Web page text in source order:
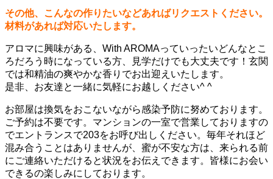
その他、こんなの作りたいなどあればリクエストください。
材料があれば対応いたします。
アロマに興味がある、With AROMAっていったいどんなとこ
ろだろう時になっている方、見学だけでも大丈夫です！玄関
では和精油の爽やかな香りでお出迎えいたします。
是非、お友達と一緒に気軽にお越しください^ ^
お部屋は換気をおこないながら感染予防に努めております。
ご予約は不要です。マンションの一室で営業しておりますの
でエントランスで203をお呼び出しください。毎年それほど
混み合うことはありませんが、蜜が不安な方は、来られる前
にご連絡いただけると状況をお伝えできます。皆様にお会い
できるの楽しみにしております。